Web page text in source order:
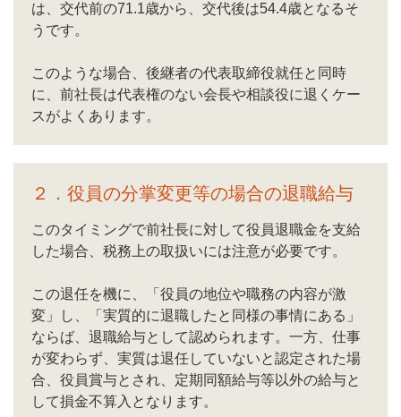
は、交代前の71.1歳から、交代後は54.4歳となるそ
うです。
このような場合、後継者の代表取締役就任と同時
に、前社長は代表権のない会長や相談役に退くケー
スがよくあります。
２．役員の分掌変更等の場合の退職給与
このタイミングで前社長に対して役員退職金を支給
した場合、税務上の取扱いには注意が必要です。
この退任を機に、「役員の地位や職務の内容が激
変」し、「実質的に退職したと同様の事情にある」
ならば、退職給与として認められます。一方、仕事
が変わらず、実質は退任していないと認定された場
合、役員賞与とされ、定期同額給与等以外の給与と
して損金不算入となります。